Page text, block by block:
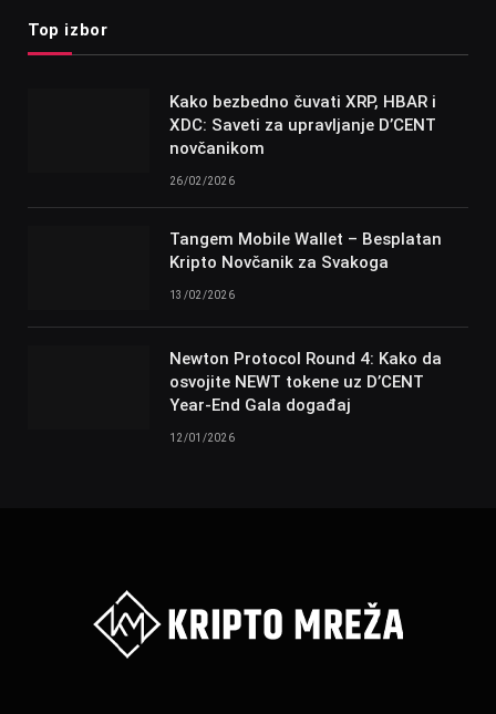
Top izbor
Kako bezbedno čuvati XRP, HBAR i
XDC: Saveti za upravljanje D’CENT
novčanikom
26/02/2026
Tangem Mobile Wallet – Besplatan
Kripto Novčanik za Svakoga
13/02/2026
Newton Protocol Round 4: Kako da
osvojite NEWT tokene uz D’CENT
Year-End Gala događaj
12/01/2026